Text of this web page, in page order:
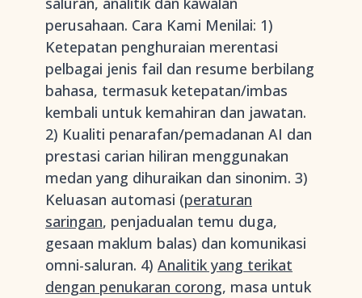
perusahaan. Cara Kami Menilai: 1)
Ketepatan penghuraian merentasi
pelbagai jenis fail dan resume berbilang
bahasa, termasuk ketepatan/imbas
kembali untuk kemahiran dan jawatan.
2) Kualiti penarafan/pemadanan AI dan
prestasi carian hiliran menggunakan
medan yang dihuraikan dan sinonim. 3)
Keluasan automasi (peraturan
saringan, penjadualan temu duga,
gesaan maklum balas) dan komunikasi
omni-saluran. 4) Analitik yang terikat
dengan penukaran corong, masa untuk